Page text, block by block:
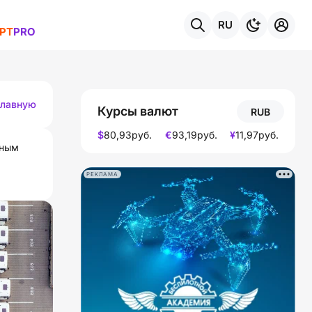
PRO
RU
Курсы валют
RUB
$80,93руб. €93,19руб. ¥11,97руб.
РЕКЛАМА